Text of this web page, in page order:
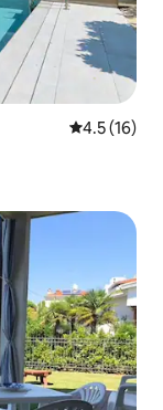
Calificación
4.5 (16)